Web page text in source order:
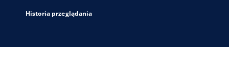
Historia przeglądania